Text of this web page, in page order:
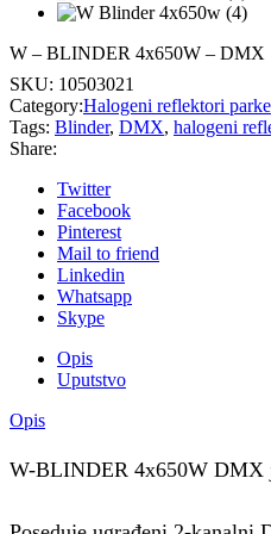
W – BLINDER 4x650W – DMX
SKU: 10503021
Category:Halogeni reflektori parke
Tags: Blinder, DMX, halogeni
Share:
Twitter
Facebook
Pinterest
Mail to friend
Linkedin
Whatsapp
Skype
Opis
Uputstvo
Opis
W-BLINDER 4x650W DMX